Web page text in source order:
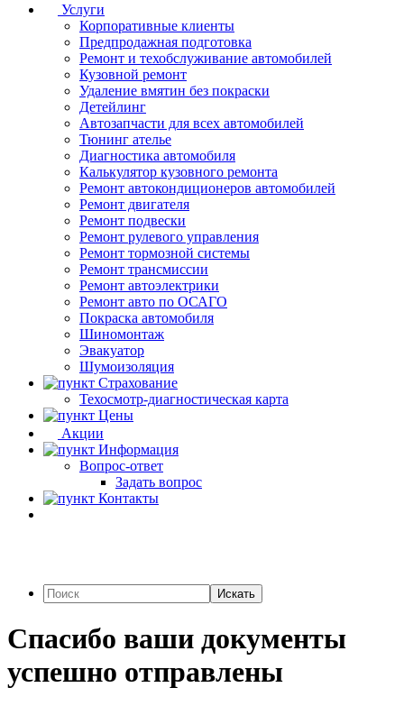
Услуги
Корпоративные клиенты
Предпродажная подготовка
Ремонт и техобслуживание автомобилей
Кузовной ремонт
Удаление вмятин без покраски
Детейлинг
Автозапчасти для всех автомобилей
Тюнинг ателье
Диагностика автомобиля
Калькулятор кузовного ремонта
Ремонт автокондиционеров автомобилей
Ремонт двигателя
Ремонт подвески
Ремонт рулевого управления
Ремонт тормозной системы
Ремонт трансмиссии
Ремонт автоэлектрики
Ремонт авто по ОСАГО
Покраска автомобиля
Шиномонтаж
Эвакуатор
Шумоизоляция
Страхование
Техосмотр-диагностическая карта
Цены
Акции
Информация
Вопрос-ответ
Задать вопрос
Контакты
Искать
Спасибо ваши документы
успешно отправлены